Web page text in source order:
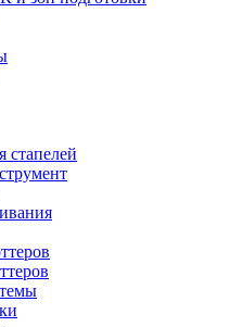
стапелей